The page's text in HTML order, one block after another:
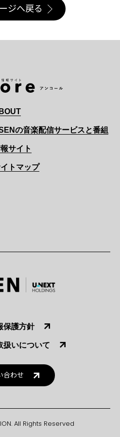
ジへ戻る
の音楽配信サービスと番組
サイト
トマップ
保護方針
扱いについて
合わせ
All Rights Reserved